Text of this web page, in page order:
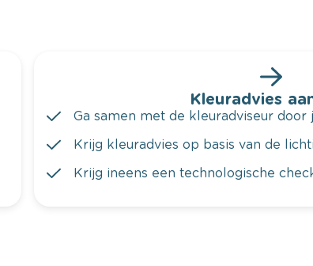
Kleuradvies
Ga samen met de kleuradviseur door
Krijg kleuradvies op basis van de
Krijg ineens een technologische